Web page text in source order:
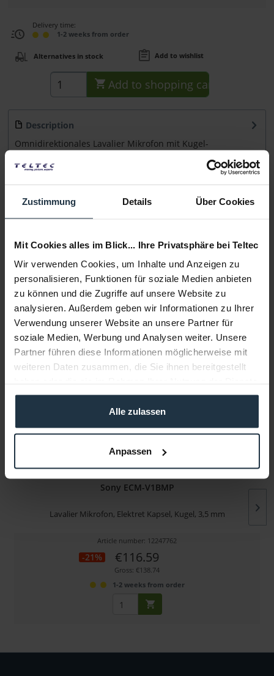
Zustimmung Details Über Cookies
Mit Cookies alles im Blick... Ihre Privatsphäre bei Teltec
Wir verwenden Cookies, um Inhalte und Anzeigen zu
personalisieren, Funktionen für soziale Medien anbieten
zu können und die Zugriffe auf unsere Website zu
analysieren. Außerdem geben wir Informationen zu Ihrer
Verwendung unserer Website an unsere Partner für
soziale Medien, Werbung und Analysen weiter. Unsere
Partner führen diese Informationen möglicherweise mit
weiteren Daten zusammen, die Sie ihnen bereitgestellt
gesammelt haben.
Alle zulassen
Anpassen
Delivery time:
1-2 weeks from order
Alternatives in stock Add to wishlist
Add to shopping cart
Description
Omnidirektionales Lavalier Mikrofon mit Kugel-
Accessories and recommendations
Media
Manufacturer & Product Safety Information
Folgende Infos zum Hersteller sind verfübar......
more
More articles from +++ Sony +++ look at
Sony ECM-V1BMP
Lavalier Mikrofon, Elektret Kapsel, Kugel, 3,5 mm
Article number: 12247762
-21% €116.59
Gross: €138.74
1-2 weeks from order